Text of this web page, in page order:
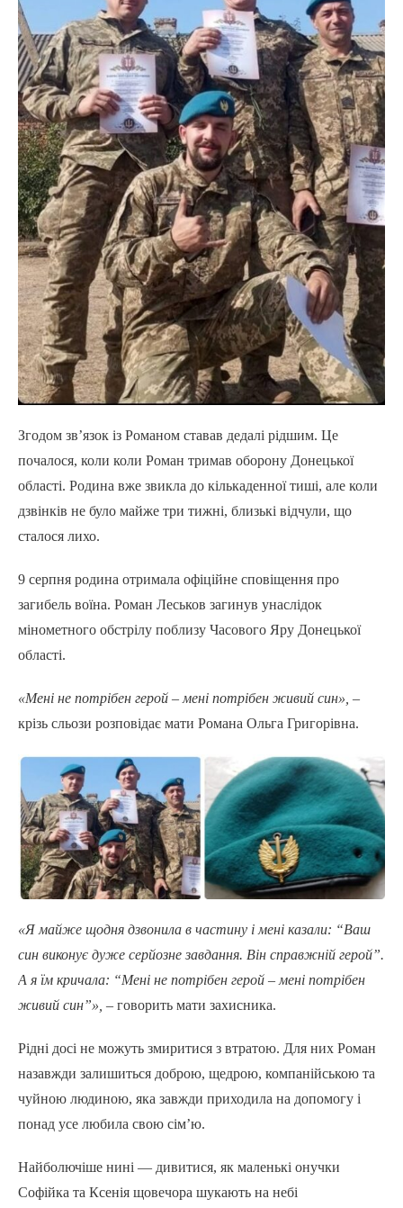
Згодом зв’язок із Романом ставав дедалі рідшим. Це
почалося, коли коли Роман тримав оборону Донецької
області. Родина вже звикла до кількаденної тиші, але коли
дзвінків не було майже три тижні, близькі відчули, що
сталося лихо.
9 серпня родина отримала офіційне сповіщення про
загибель воїна. Роман Леськов загинув унаслідок
мінометного обстрілу поблизу Часового Яру Донецької
області.
«Мені не потрібен герой – мені потрібен живий син», –
крізь сльози розповідає мати Романа Ольга Григорівна.
«Я майже щодня дзвонила в частину і мені казали: “Ваш
син виконує дуже серйозне завдання. Він справжній герой”.
А я їм кричала: “Мені не потрібен герой – мені потрібен
живий син”», – говорить мати захисника.
Рідні досі не можуть змиритися з втратою. Для них Роман
назавжди залишиться доброю, щедрою, компанійською та
чуйною людиною, яка завжди приходила на допомогу і
понад усе любила свою сім’ю.
Найболючіше нині — дивитися, як маленькі онучки
Софійка та Ксенія щовечора шукають на небі